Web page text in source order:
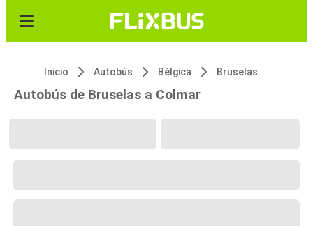
Inicio Autobús Bélgica Bruselas
Autobús de Bruselas a Colmar